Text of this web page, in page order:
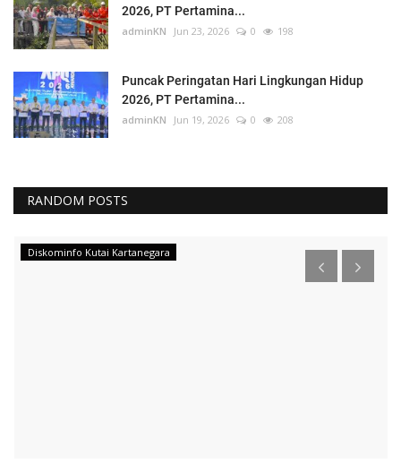
2026, PT Pertamina...
adminKN Jun 23, 2026 0 198
Puncak Peringatan Hari Lingkungan Hidup
2026, PT Pertamina...
adminKN Jun 19, 2026 0 208
RANDOM POSTS
Diskominfo Kutai Kartanegara